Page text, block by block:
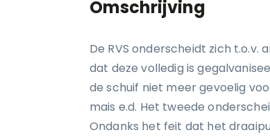
Omschrijving
De RVS onderscheidt zich
dat deze volledig is
de schuif niet meer gevoelig
mais e.d. Het tweede
Ondanks het feit dat het